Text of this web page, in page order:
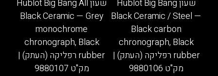
המוצר
שעון Hublot Big Bang
Black Ceramic / Steel —
Black carbon
chronograph, Black
rubber רפליקה (העתק) |
מק"ט 9880106
שעון Hublot Big Bang All
Black Ceramic — Grey
monochrome
chronograph, Black
rubber רפליקה (העתק) |
מק"ט 9880107